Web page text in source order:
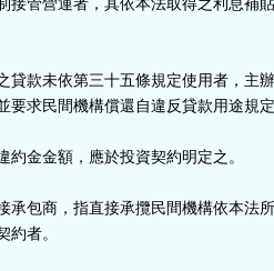
接管營運者，其依本法取得之利息補
貸款未依第三十五條規定使用者，主
要求民間機構償還自違反貸款用途規
金金額，應於投資契約明定之。
承包商，指直接承攬民間機構依本法
約者。